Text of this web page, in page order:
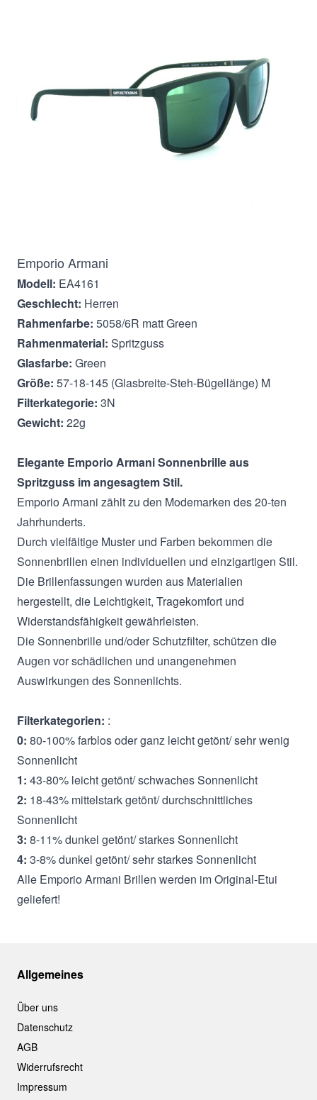
Versandkosten
Menge
Emporio Armani
Modell: EA4161
Geschlecht: Herren
Rahmenfarbe: 5058/6R matt Green
Rahmenmaterial: Spritzguss
Glasfarbe: Green
Größe: 57-18-145 (Glasbreite-Steh-Bügellänge) M
Filterkategorie: 3N
Gewicht: 22g
Elegante Emporio ArmaniSonnenbrille aus
Spritzguss im angesagtem Stil.
Emporio Armani zählt zu den Modemarken des 20-ten
Jahrhunderts.
Durch vielfältige Muster und Farben bekommen die
Sonnenbrillen einen individuellen und einzigartigen Stil.
Die Brillenfassungen wurden aus Materialien
hergestellt, die Leichtigkeit, Tragekomfort und
Widerstandsfähigkeit gewährleisten.
Die Sonnenbrille und/oder Schutzfilter, schützen die
Augen vor schädlichen und unangenehmen
Auswirkungen des Sonnenlichts.
Filterkategorien: :
0: 80-100% farblos oder ganz leicht getönt/ sehr wenig
Sonnenlicht
1: 43-80% leicht getönt/ schwaches Sonnenlicht
2: 18-43% mittelstark getönt/ durchschnittliches
Sonnenlicht
3: 8-11% dunkel getönt/ starkes Sonnenlicht
4: 3-8% dunkel getönt/ sehr starkes Sonnenlicht
Alle Emporio Armani Brillen werden im Original-Etui
geliefert!
Allgemeines
Über uns
Datenschutz
AGB
Widerrufsrecht
Impressum